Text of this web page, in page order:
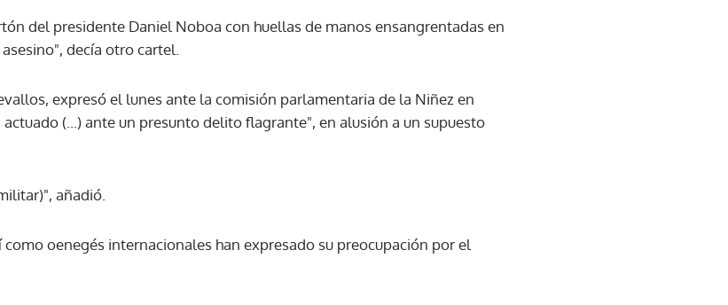
del presidente Daniel Noboa con huellas de manos ensangrentadas en
decía otro cartel.
expresó el lunes ante la comisión parlamentaria de la Niñez en
(...) ante un presunto delito flagrante", en alusión a un supuesto
añadió.
oenegés internacionales han expresado su preocupación por el